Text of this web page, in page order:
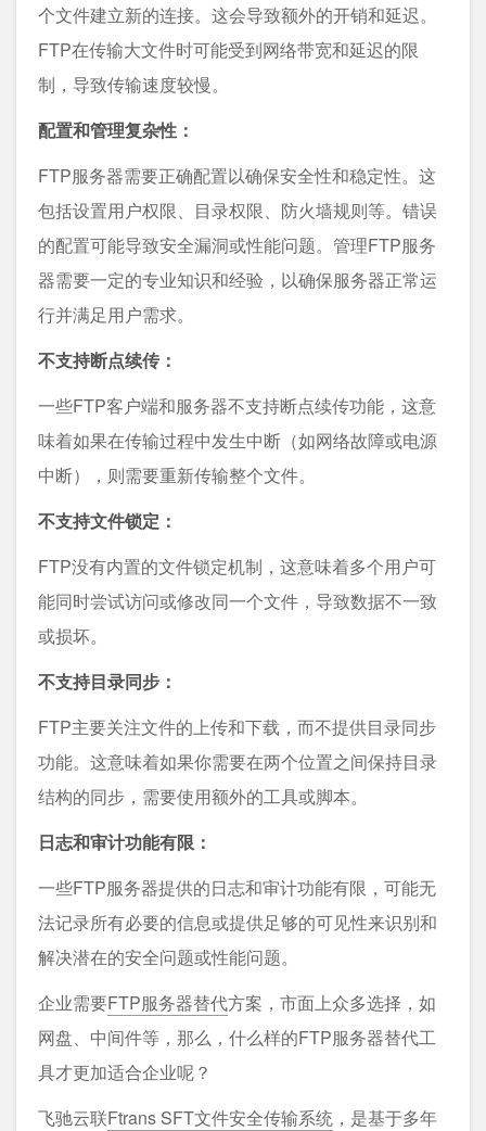
个文件建立新的连接。这会导致额外的开销和延迟。
FTP在传输大文件时可能受到网络带宽和延迟的限
制，导致传输速度较慢。
配置和管理复杂性：
FTP服务器需要正确配置以确保安全性和稳定性。这
包括设置用户权限、目录权限、防火墙规则等。错误
的配置可能导致安全漏洞或性能问题。管理FTP服务
器需要一定的专业知识和经验，以确保服务器正常运
行并满足用户需求。
不支持断点续传：
一些FTP客户端和服务器不支持断点续传功能，这意
味着如果在传输过程中发生中断（如网络故障或电源
中断），则需要重新传输整个文件。
不支持文件锁定：
FTP没有内置的文件锁定机制，这意味着多个用户可
能同时尝试访问或修改同一个文件，导致数据不一致
或损坏。
不支持目录同步：
FTP主要关注文件的上传和下载，而不提供目录同步
功能。这意味着如果你需要在两个位置之间保持目录
结构的同步，需要使用额外的工具或脚本。
日志和审计功能有限：
一些FTP服务器提供的日志和审计功能有限，可能无
法记录所有必要的信息或提供足够的可见性来识别和
解决潜在的安全问题或性能问题。
企业需要FTP服务器替代方案，市面上众多选择，如
网盘、中间件等，那么，什么样的FTP服务器替代工
具才更加适合企业呢？
飞驰云联Ftrans SFT文件安全传输系统 ，是基于多年